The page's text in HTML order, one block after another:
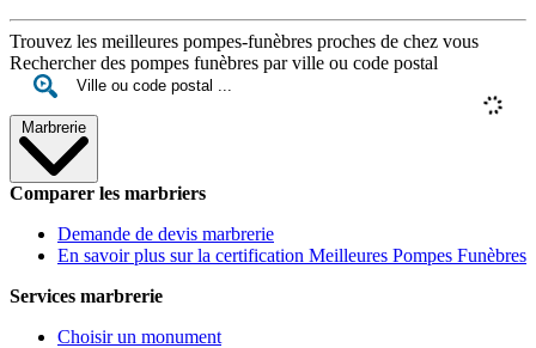
Trouvez les meilleures pompes-funèbres proches de chez vous
Rechercher des pompes funèbres par ville ou code postal
Marbrerie
Comparer les marbriers
Demande de devis marbrerie
En savoir plus sur la certification Meilleures Pompes Funèbres
Services marbrerie
Choisir un monument